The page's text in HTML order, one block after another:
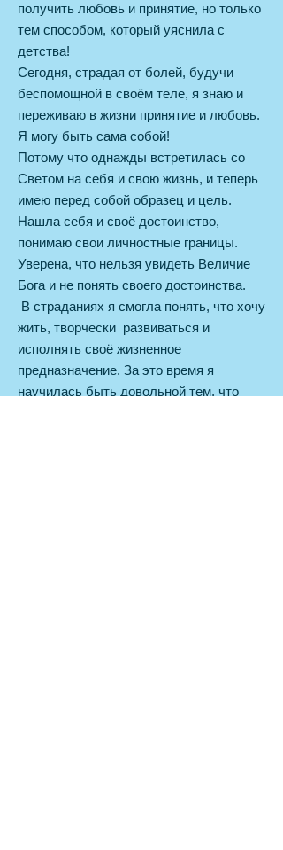
получить любовь и принятие, но только
тем способом, который уяснила с
детства!
Сегодня, страдая от болей, будучи
беспомощной в своём теле, я знаю и
переживаю в жизни принятие и любовь.
Я могу быть сама собой!
Потому что однажды встретилась со
Светом на себя и свою жизнь, и теперь
имею перед собой образец и цель.
Нашла себя и своё достоинство,
понимаю свои личностные границы.
Уверена, что нельзя увидеть Величие
Бога и не понять своего достоинства.
В страданиях я смогла понять, что хочу
жить, творчески развиваться и
исполнять своё жизненное
предназначение. За это время я
научилась быть довольной тем, что